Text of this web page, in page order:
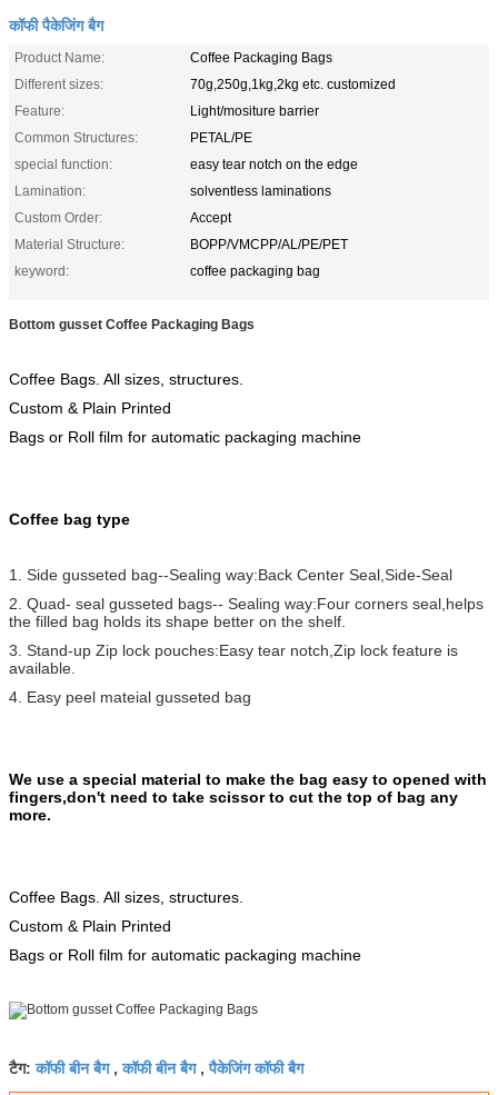
कॉफी पैकेजिंग बैग
Product Name:
Coffee Packaging Bags
Different sizes:
70g,250g,1kg,2kg etc. customized
Feature:
Light/mositure barrier
Common Structures:
PETAL/PE
special function:
easy tear notch on the edge
Lamination:
solventless laminations
Custom Order:
Accept
Material Structure:
BOPP/VMCPP/AL/PE/PET
keyword:
coffee packaging bag
Bottom gusset Coffee Packaging Bags
Coffee Bags. All sizes, structures.
Custom & Plain Printed
Bags or Roll film for automatic packaging machine
Coffee bag type
1. Side gusseted bag--Sealing way:Back Center Seal,Side-Seal
2. Quad- seal gusseted bags-- Sealing way:Four corners seal,helps
the filled bag holds its shape better on the shelf.
3. Stand-up Zip lock pouches:Easy tear notch,Zip lock feature is
available.
4. Easy peel mateial gusseted bag
We use a special material to make the bag easy to opened with
fingers,don't need to take scissor to cut the top of bag any
more.
Coffee Bags. All sizes, structures.
Custom & Plain Printed
Bags or Roll film for automatic packaging machine
टैग:कॉफी बीन बैग,कॉफी बीन बैग,पैकेजिंग कॉफी बैग